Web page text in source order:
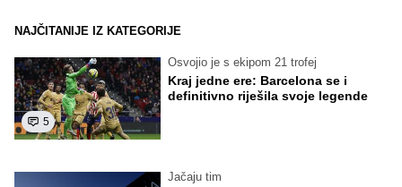
NAJČITANIJE IZ KATEGORIJE
5
Osvojio je s ekipom 21 trofej
Kraj jedne ere: Barcelona se i
definitivno riješila svoje legende
Jačaju tim